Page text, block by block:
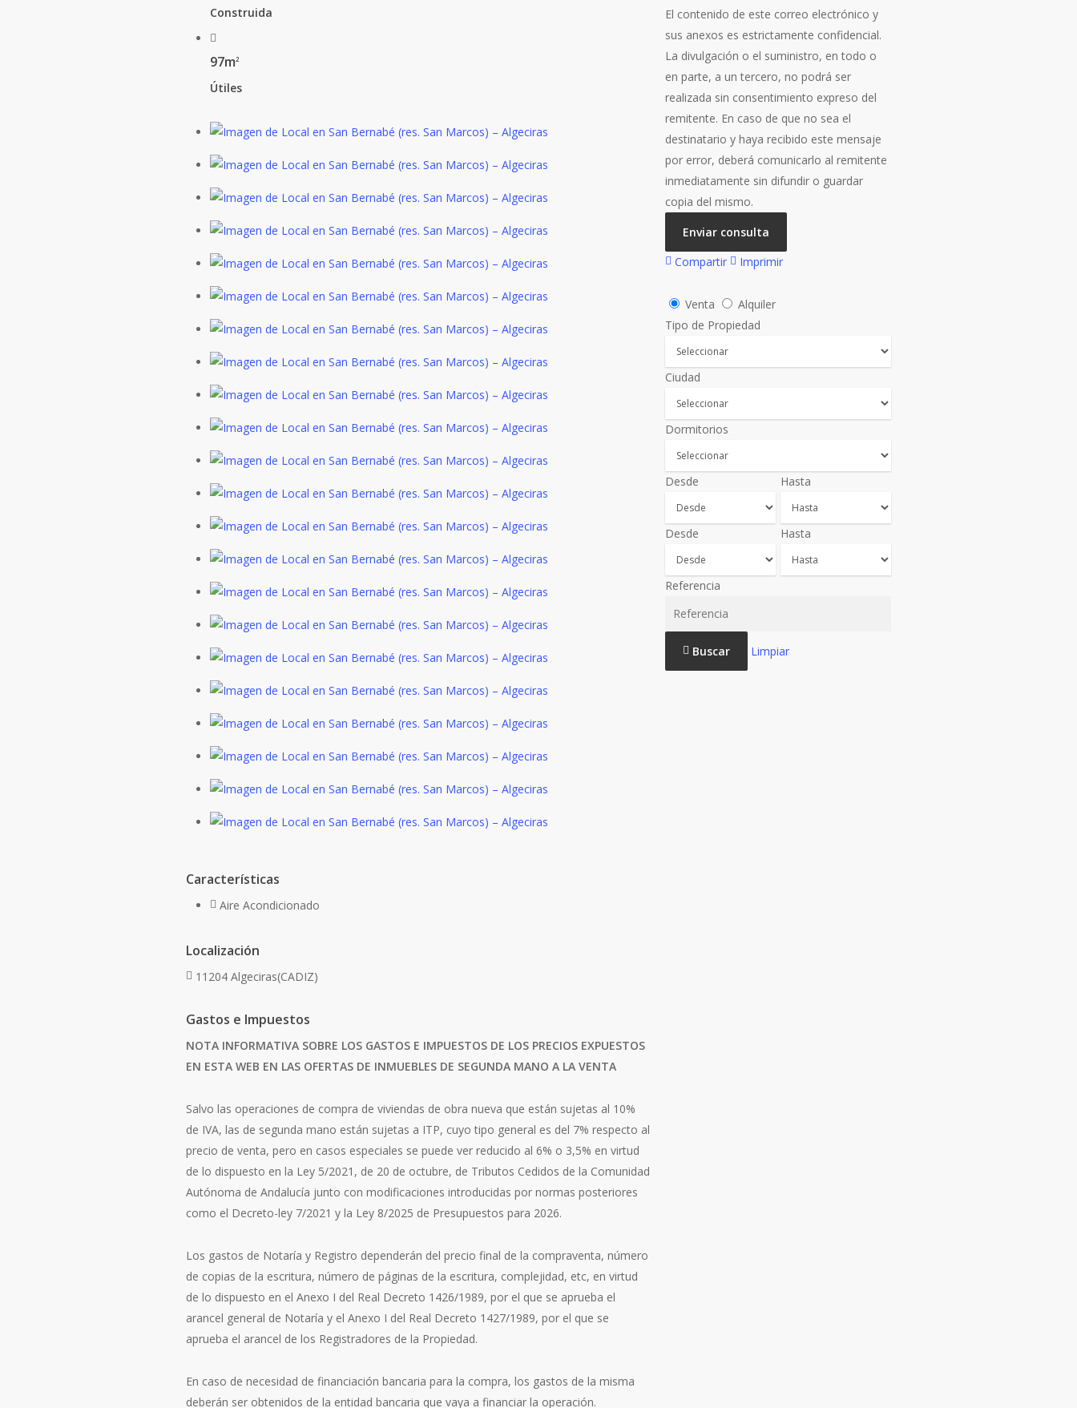
Construida
97m2
Útiles
Características
Aire Acondicionado
Localización
11204 Algeciras(CADIZ)
Gastos e Impuestos
NOTA INFORMATIVA SOBRE LOS GASTOS E IMPUESTOS DE LOS PRECIOS EXPUESTOS
EN ESTA WEB EN LAS OFERTAS DE INMUEBLES DE SEGUNDA MANO A LA VENTA
Salvo las operaciones de compra de viviendas de obra nueva que están sujetas al 10%
de IVA, las de segunda mano están sujetas a ITP, cuyo tipo general es del 7% respecto al
precio de venta, pero en casos especiales se puede ver reducido al 6% o 3,5% en virtud
de lo dispuesto en la Ley 5/2021, de 20 de octubre, de Tributos Cedidos de la Comunidad
Autónoma de Andalucía junto con modificaciones introducidas por normas posteriores
como el Decreto-ley 7/2021 y la Ley 8/2025 de Presupuestos para 2026.
Los gastos de Notaría y Registro dependerán del precio final de la compraventa, número
de copias de la escritura, número de páginas de la escritura, complejidad, etc, en virtud
de lo dispuesto en el Anexo I del Real Decreto 1426/1989, por el que se aprueba el
arancel general de Notaría y el Anexo I del Real Decreto 1427/1989, por el que se
aprueba el arancel de los Registradores de la Propiedad.
En caso de necesidad de financiación bancaria para la compra, los gastos de la misma
deberán ser obtenidos de la entidad bancaria que vaya a financiar la operación.
El contenido de este correo electrónico y
sus anexos es estrictamente confidencial.
La divulgación o el suministro, en todo o
en parte, a un tercero, no podrá ser
realizada sin consentimiento expreso del
remitente. En caso de que no sea el
destinatario y haya recibido este mensaje
por error, deberá comunicarlo al remitente
inmediatamente sin difundir o guardar
copia del mismo.
Enviar consulta
Compartir
Imprimir
Venta
Alquiler
Tipo de Propiedad
Ciudad
Dormitorios
Desde Hasta
Desde Hasta
Referencia
Buscar Limpiar